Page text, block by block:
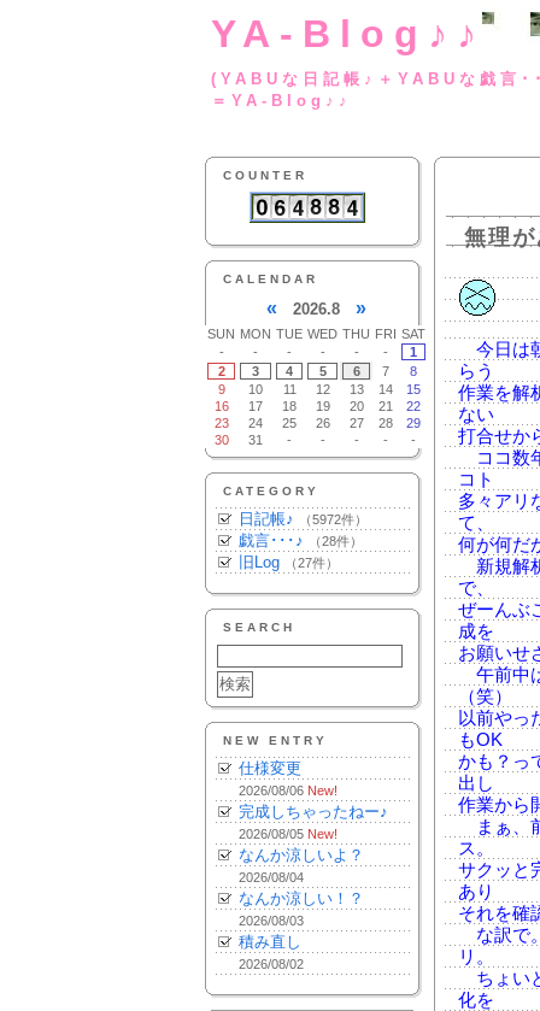
YA-Blog♪♪
(YABUな日記帳♪
＝YA-Blog♪♪
COUNTER
CALENDAR
« 2026.8 »
SUN MON TUE WED THU FRI SAT
-
- - - - -
1
2
3 4 5 6 7
8
9
10 11 12 13 14
15
16
17 18 19 20 21
22
23
24 25 26 27 28
29
30
31 - - - - -
CATEGORY
日記帳♪ （5972件）
戯言･･･♪ （28件）
旧Log （27件）
SEARCH
NEW ENTRY
仕様変更
2026/08/06 New!
完成しちゃったねー♪
2026/08/05 New!
なんか涼しいよ？
2026/08/04
なんか涼しい！？
2026/08/03
積み直し
2026/08/02
無理
今日は
らう
作業を解
ない
打合せか
ココ数
コト
多々アリ
て、
何が何だ
新規解
で、
ぜーんぶ
成を
お願いせ
午前中
（笑）
以前やっ
もOK
かも？っ
出し
作業から
まぁ、
ス。
サクッと
あり
それを確
な訳で
リ。
ちょい
化を